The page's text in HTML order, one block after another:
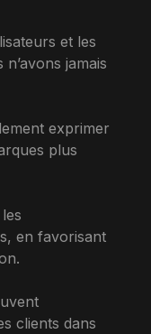
et les
jamais
exprimer
plus
en favorisant
clients dans